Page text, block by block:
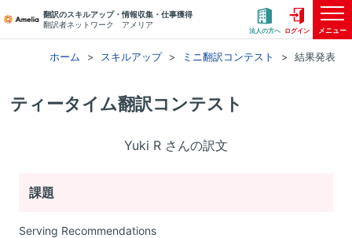
翻訳のスキルアップ・情報収集・仕事獲得
翻訳者ネットワーク アメリア
法人の方へ ログイン メニュー
ホーム スキルアップ ミニ翻訳コンテスト 結果発表
ティータイム翻訳コンテスト
Yuki R さんの訳文
課題
Serving Recommendations